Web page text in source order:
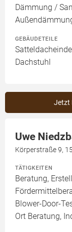
Dämmung /
GEBÄUDETEILE
Dachstuhl
Jetzt
Uwe
Körperstraße 9,
TÄTIGKEITEN
Beratung,
Blower-Door-
Ort Beratung,